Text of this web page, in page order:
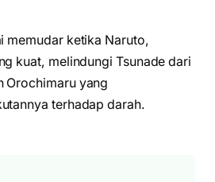
memudar ketika Naruto,
kuat, melindungi Tsunade dari
Orochimaru yang
terhadap darah.